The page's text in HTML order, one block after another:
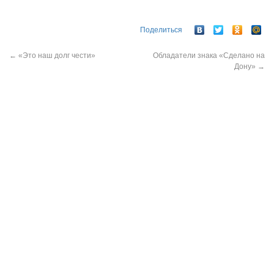
Поделиться
← «Это наш долг чести»
Обладатели знака «Сделано на
Дону» →